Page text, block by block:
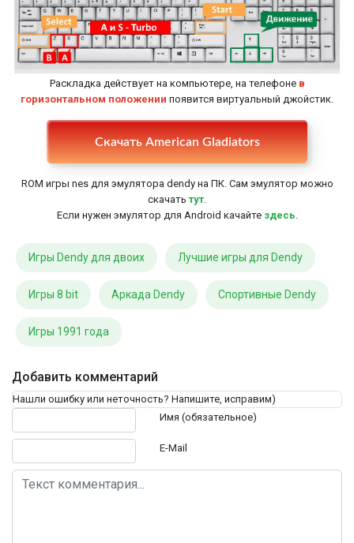
Настройки
Раскладка действует на компьютере, на телефоне в
горизонтальном положении появится виртуальный джойстик.
Скачать American Gladiators
ROM игры nes для эмулятора dendy на ПК. Сам эмулятор можно
скачатьтут.
Если нужен эмулятор для Android качайте здесь.
Игры Dendy для двоих Лучшие игры для Dendy
Игры 8 bit Аркада Dendy Спортивные Dendy
Игры 1991 года
Добавить комментарий
Нашли ошибку или неточность? Напишите, исправим)
Имя (обязательное)
E-Mail